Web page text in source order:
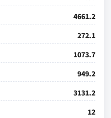
4661.2
272.1
1073.7
949.2
3131.2
12